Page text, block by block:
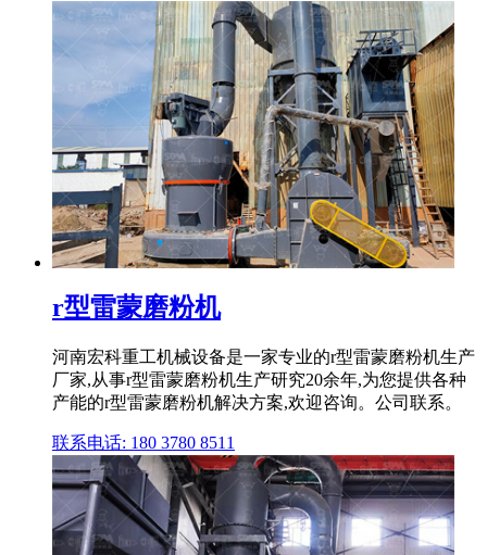
r型雷蒙磨粉机
河南宏科重工机械设备是一家专业的r型雷蒙磨粉机生产
厂家,从事r型雷蒙磨粉机生产研究20余年,为您提供各种
产能的r型雷蒙磨粉机解决方案,欢迎咨询。公司联系。
联系电话: 180 3780 8511